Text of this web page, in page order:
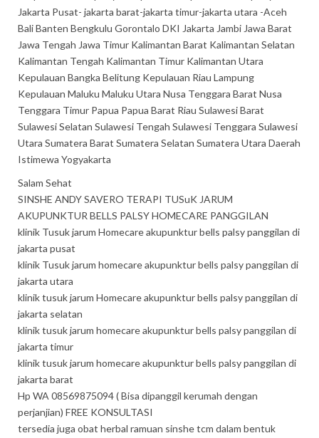
Jakarta Pusat- jakarta barat-jakarta timur-jakarta utara -Aceh
Bali Banten Bengkulu Gorontalo DKI Jakarta Jambi Jawa Barat
Jawa Tengah Jawa Timur Kalimantan Barat Kalimantan Selatan
Kalimantan Tengah Kalimantan Timur Kalimantan Utara
Kepulauan Bangka Belitung Kepulauan Riau Lampung
Kepulauan Maluku Maluku Utara Nusa Tenggara Barat Nusa
Tenggara Timur Papua Papua Barat Riau Sulawesi Barat
Sulawesi Selatan Sulawesi Tengah Sulawesi Tenggara Sulawesi
Utara Sumatera Barat Sumatera Selatan Sumatera Utara Daerah
Istimewa Yogyakarta
Salam Sehat
SINSHE ANDY SAVERO TERAPI TUSuK JARUM
AKUPUNKTUR BELLS PALSY HOMECARE PANGGILAN
klinik Tusuk jarum Homecare akupunktur bells palsy panggilan di
jakarta pusat
klinik Tusuk jarum homecare akupunktur bells palsy panggilan di
jakarta utara
klinik tusuk jarum Homecare akupunktur bells palsy panggilan di
jakarta selatan
klinik tusuk jarum homecare akupunktur bells palsy panggilan di
jakarta timur
klinik tusuk jarum homecare akupunktur bells palsy panggilan di
jakarta barat
Hp WA 08569875094 ( Bisa dipanggil kerumah dengan
perjanjian) FREE KONSULTASI
tersedia juga obat herbal ramuan sinshe tcm dalam bentuk